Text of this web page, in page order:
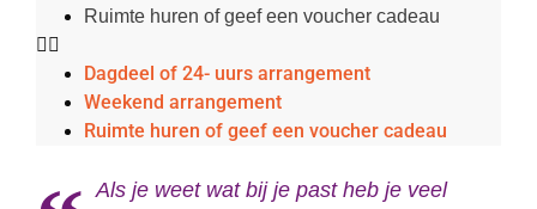
Ruimte huren of geef een voucher cadeau
Dagdeel of 24- uurs arrangement
Weekend arrangement
Ruimte huren of geef een voucher cadeau
Als je weet wat bij je past heb je veel